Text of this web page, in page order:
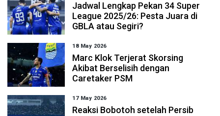
Jadwal Lengkap Pekan 34 Super
League 2025/26: Pesta Juara di
GBLA atau Segiri?
18 May 2026
Marc Klok Terjerat Skorsing
Akibat Berselisih dengan
Caretaker PSM
17 May 2026
Reaksi Bobotoh setelah Persib